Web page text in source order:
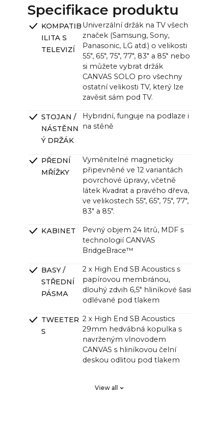
Jednotka CANVAS (š x v x h):
~121,0 x ~33,0 x ~12,0 cm (11,0 cm bez držáku) /
~47,6 x ~13,0 x ~4,7 palce (4,3 palce bez držáku)
Specifikace produktu
KOMPATIB
ILITA S
TELEVIZÍ
Univerzální držák na TV všech
značek (Samsung, Sony,
Panasonic, LG atd.) o velikosti
55", 65", 75", 77", 83" a 85" nebo
si můžete vybrat držák
CANVAS SOLO pro všechny
ostatní velikosti TV, který lze
zavěsit sám pod TV.
STOJAN /
NÁSTĚNN
Ý DRŽÁK
Hybridní, funguje na podlaze i
na stěně
PŘEDNÍ
MŘÍŽKY
Vyměnitelné magneticky
připevněné ve 12 variantách
povrchové úpravy, včetně
látek Kvadrat a pravého dřeva,
ve velikostech 55", 65", 75", 77",
83" a 85".
KABINET
Pevný objem 24 litrů, MDF s
technologií CANVAS
BridgeBrace™
BASY /
STŘEDNÍ
PÁSMA
2 x High End SB Acoustics s
papírovou membránou,
dlouhý zdvih 6,5" hliníkové šasi
odlévané pod tlakem
TWEETER
S
2 x High End SB Acoustics
29mm hedvábná kopulka s
navrženým vlnovodem
CANVAS s hliníkovou čelní
deskou odlitou pod tlakem
nízkými ztrátami a vysokou
View all